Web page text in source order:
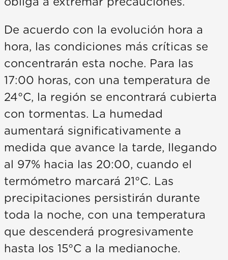
De acuerdo con la evolución hora a
hora, las condiciones más críticas se
concentrarán esta noche. Para las
17:00 horas, con una temperatura de
24°C, la región se encontrará cubierta
con tormentas. La humedad
aumentará significativamente a
medida que avance la tarde, llegando
al 97% hacia las 20:00, cuando el
termómetro marcará 21°C. Las
precipitaciones persistirán durante
toda la noche, con una temperatura
que descenderá progresivamente
hasta los 15°C a la medianoche.